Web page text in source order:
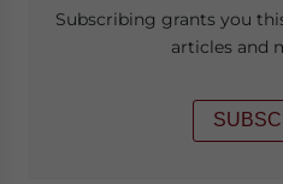
Subscribing grants you
articles and